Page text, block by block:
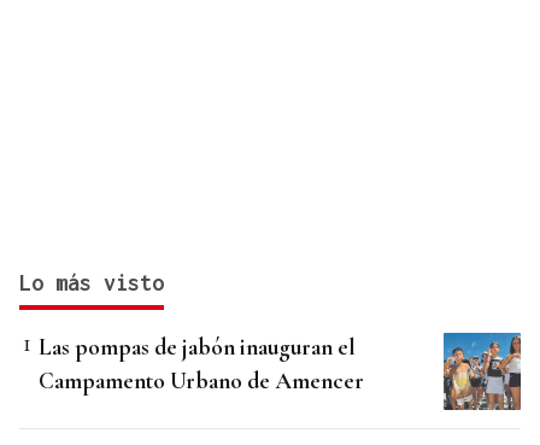
Lo más visto
Las pompas de jabón inauguran el
Campamento Urbano de Amencer